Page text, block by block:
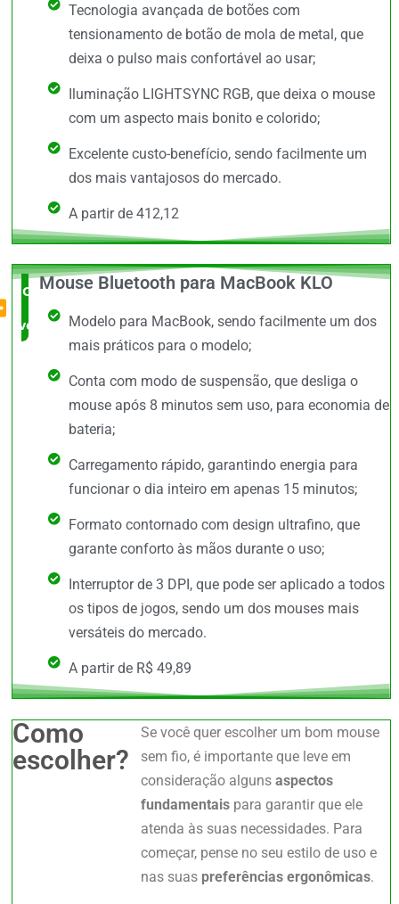
Tecnologia avançada de botões com
tensionamento de botão de mola de metal, que
deixa o pulso mais confortável ao usar;
Iluminação LIGHTSYNC RGB, que deixa o mouse
com um aspecto mais bonito e colorido;
Excelente custo-benefício, sendo facilmente um
dos mais vantajosos do mercado.
A partir de 412,12
O Mais
vendido
Mouse Bluetooth para MacBook KLO
Modelo para MacBook, sendo facilmente um dos
mais práticos para o modelo;
Conta com modo de suspensão, que desliga o
mouse após 8 minutos sem uso, para economia de
bateria;
Carregamento rápido, garantindo energia para
funcionar o dia inteiro em apenas 15 minutos;
Formato contornado com design ultrafino, que
garante conforto às mãos durante o uso;
Interruptor de 3 DPI, que pode ser aplicado a todos
os tipos de jogos, sendo um dos mouses mais
versáteis do mercado.
A partir de R$ 49,89
Como
escolher?
Se você quer escolher um bom mouse
sem fio, é importante que leve em
consideração algunsaspectos
fundamentais para garantir que ele
atenda às suas necessidades. Para
começar, pense no seu estilo de uso e
nas suas preferências ergonômicas.